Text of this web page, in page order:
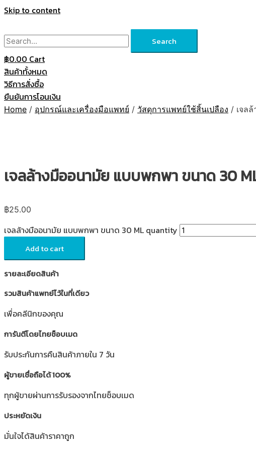
Skip to content
Search
฿0.00 Cart
สินค้าทั้งหมด
วิธีการสั่งซื้อ
ยืนยันการโอนเงิน
Home / อุปกรณ์และเครื่องมือแพทย์ / วัสดุการแพทย์ใช้สิ้นเปลือง / เจล
เจลล้างมืออนามัย แบบพกพา ขนาด 30
฿25.00
เจลล้างมืออนามัย แบบพกพา ขนาด 30 ML quantity
Add to cart
รายละเอียดสินค้า
รวมสินค้าแพทย์ไว้ในที่เดียว
เพื่อคลีนิกของคุณ
การันตีโดยไทยช็อบเมด
รับประกันการคืนสินค้าภายใน 7 วัน
ผู้ขายเชื่อถือได้ 100%
ทุกผู้ขายผ่านการรับรองจากไทยช็อบเมด
ประหยัดเงิน
มั่นใจได้สินค้าราคาถูก